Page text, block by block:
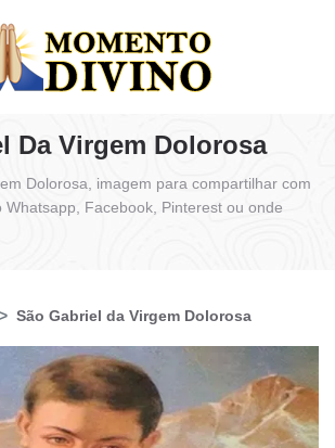
Da Virgem Dolorosa
Dolorosa, imagem para compartilhar com
Facebook, Pinterest ou onde
São Gabriel da Virgem Dolorosa